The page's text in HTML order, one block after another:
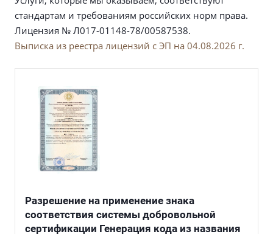
стандартам и требованиям российских норм права.
Лицензия № Л017-01148-78/00587538.
Выписка из реестра лицензий с ЭП на 04.08.2026 г.
Разрешение на применение знака
соответствия системы добровольной
сертификации Генерация кода из названия